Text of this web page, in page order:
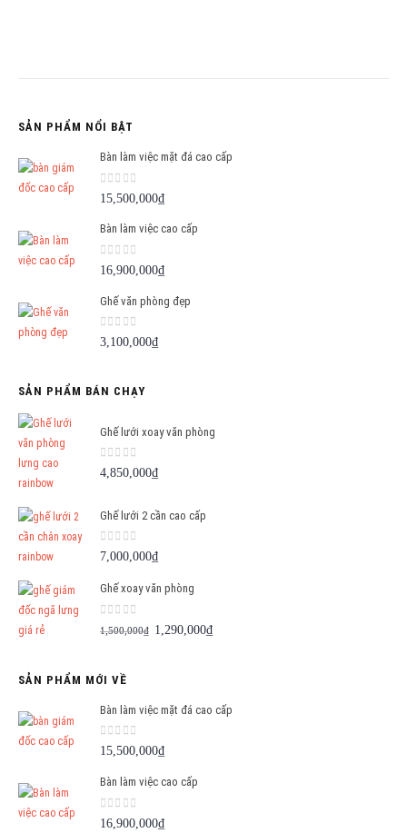
SẢN PHẨM NỔI BẬT
Bàn làm việc mặt đá cao cấp
0 out of 5
15,500,000₫
Bàn làm việc cao cấp
0out of 5
16,900,000₫
Ghế văn phòng đẹp
0 out of 5
3,100,000₫
SẢN PHẨM BÁN CHẠY
Ghế lưới xoay văn phòng
0 out of 5
4,850,000₫
Ghế lưới 2 cần cao cấp
0 out of 5
7,000,000₫
Ghế xoay văn phòng
0 out of 5
1,500,000₫ Giá
1,290,000₫Giá
1,290,000₫.
SẢN PHẨM MỚI VỀ
Bàn làm việc mặt đá cao cấp
0 out of 5
15,500,000₫
Bàn làm việc cao cấp
0out of 5
16,900,000₫